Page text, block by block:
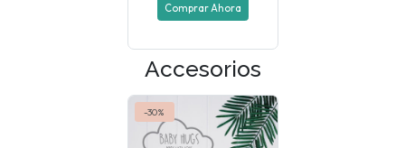
Comprar Ahora
Accesorios
-30%